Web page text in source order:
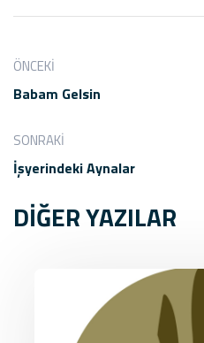
ÖNCEKI
Babam Gelsin
SONRAKI
İşyerindeki Aynalar
DİĞER YAZILAR